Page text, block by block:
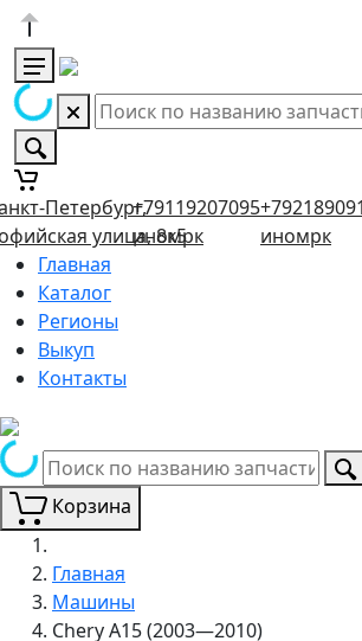
Петербург,
улица, 8к5
+79119207095
иномрк
иномрк
Главная
Каталог
Регионы
Выкуп
Контакты
Корзина
Главная
Машины
Chery A15 (2003—2010)